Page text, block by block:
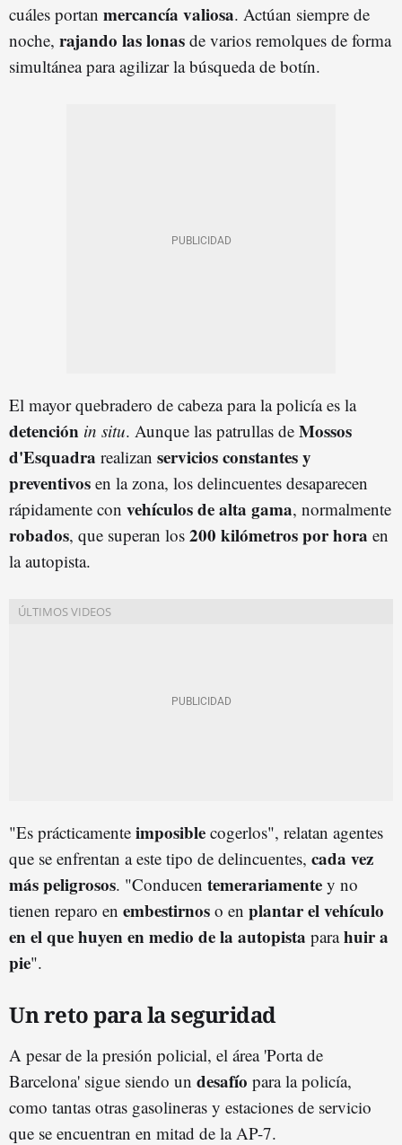
cuáles portan mercancía valiosa. Actúan siempre de
noche, rajando las lonas de varios remolques de forma
simultánea para agilizar la búsqueda de botín.
El mayor quebradero de cabeza para la policía es la
detención in situ. Aunque las patrullas de Mossos
d'Esquadra realizan servicios constantes y
preventivos en la zona, los delincuentes desaparecen
rápidamente con vehículos de alta gama, normalmente
robados, que superan los 200 kilómetros por hora en
la autopista.
"Es prácticamente imposible cogerlos", relatan agentes
que se enfrentan a este tipo de delincuentes, cada vez
más peligrosos. "Conducen temerariamente y no
tienen reparo en embestirnos o en plantar el vehículo
en el que huyen en medio de la autopista parahuir a
pie".
Un reto para la seguridad
A pesar de la presión policial, el área 'Porta de
Barcelona' sigue siendo un desafío para la policía,
como tantas otras gasolineras y estaciones de servicio
que se encuentran en mitad de la AP-7.